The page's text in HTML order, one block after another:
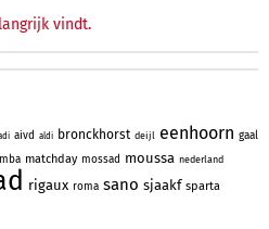
vindt.
aivd aldi bronckhorst deijl eenhoorn gaal
matchday mossad moussa nederland
rigaux roma sano sjaakf sparta